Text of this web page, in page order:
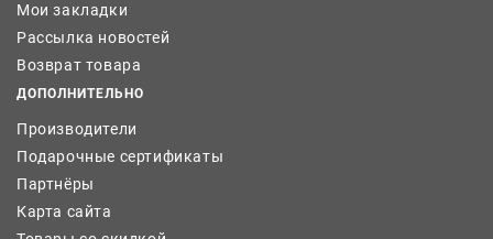
Мои закладки
Рассылка новостей
Возврат товара
ДОПОЛНИТЕЛЬНО
Производители
Подарочные сертификаты
Партнёры
Карта сайта